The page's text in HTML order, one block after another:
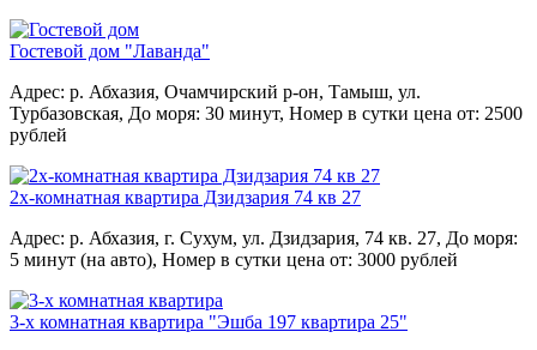
Гостевой дом "Лаванда"
Адрес: р. Абхазия, Очамчирский р-он, Тамыш, ул.
Турбазовская, До моря: 30 минут, Номер в сутки цена от: 2500
рублей
2х-комнатная квартира Дзидзария 74 кв 27
Адрес: р. Абхазия, г. Сухум, ул. Дзидзария, 74 кв. 27, До моря:
5 минут (на авто), Номер в сутки цена от: 3000 рублей
3-х комнатная квартира "Эшба 197 квартира 25"